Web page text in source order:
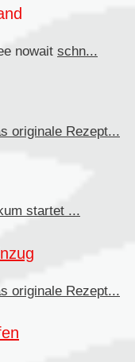
nowait schn...
originale Rezept...
startet ...
originale Rezept...